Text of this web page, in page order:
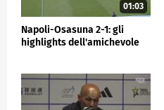
01:03
Napoli-Osasuna 2-1: gli
highlights dell'amichevole